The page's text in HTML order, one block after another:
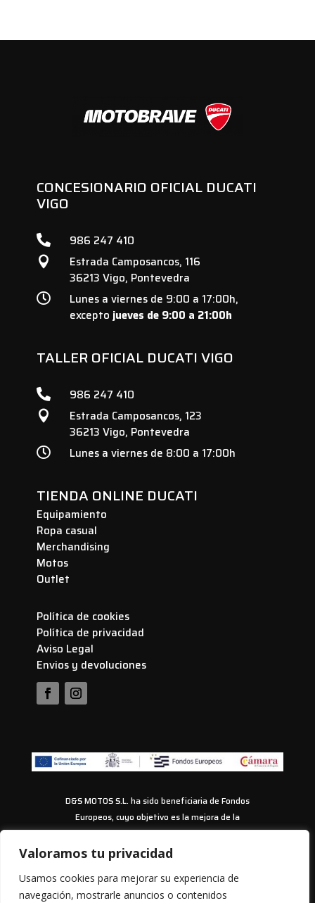
Valoramos tu privacidad
Usamos cookies para mejorar su experiencia de
navegación, mostrarle anuncios o contenidos
CONCESIONARIO OFICIAL DUCATI
VIGO
 986 247 410

Estrada Camposancos, 116
36213 Vigo, Pontevedra

Lunes a viernes de 9:00 a 17:00h,
excepto jueves de 9:00 a 21:00h
TALLER OFICIAL DUCATI VIGO
 986 247 410

Estrada Camposancos, 123
36213 Vigo, Pontevedra
 Lunes a viernes de 8:00 a 17:00h
TIENDA ONLINE DUCATI
Equipamiento
Ropa casual
Merchandising
Motos
Outlet
Política de cookies
Política de privacidad
Aviso Legal
Envios y devoluciones
D&S MOTOS S.L. ha sido beneficiaria de Fondos
Europeos, cuyo objetivo es la mejora de la
competitividad de las PYMES, y gracias al cual ha
puesto en marcha un Plan de Acción con el objetivo
de impulsar el uso seguro y fiable del ciberespacio y
la competitividad de las pymes durante los años
2024-2025. Para ello ha contado con el apoyo del